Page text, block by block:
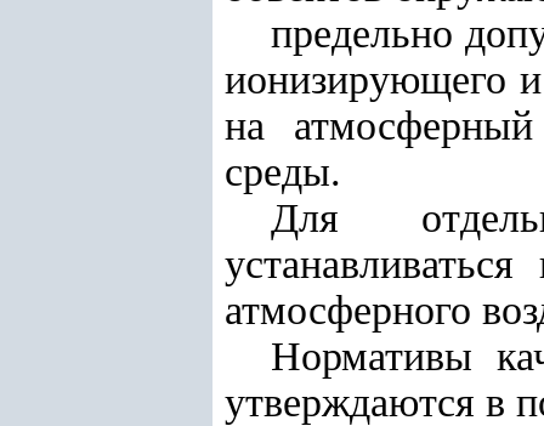
предельно
ионизирующего и
на
среды.
Для
атмосферного
Нормативы
утверждаются в